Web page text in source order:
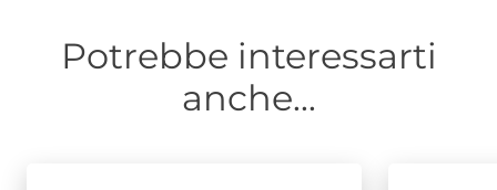
Potrebbe interessarti
anche...